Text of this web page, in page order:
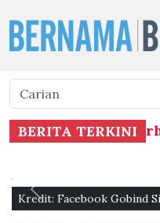
BERITA TERKINI
dadah
Kredit: Facebook Gobind